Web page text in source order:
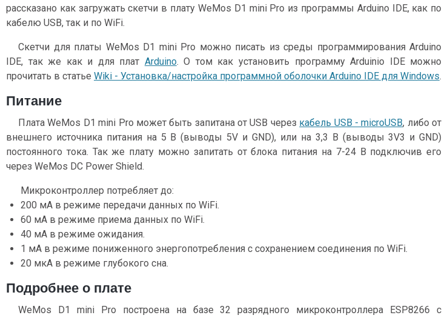
рассказано как загружать скетчи в плату WeMos D1 mini Pro из программы Arduino IDE, как по
кабелю USB, так и по WiFi.
Скетчи для платы WeMos D1 mini Pro можно писать из среды программирования Arduino
IDE, так же как и для плат Arduino. О том как установить программу Arduinio IDE можно
прочитать в статье Wiki - Установка/настройка программной оболочки Arduino IDE для Windows.
Питание
Плата WeMos D1 mini Pro может быть запитана от USB через кабель USB - microUSB, либо от
внешнего источника питания на 5 В (выводы 5V и GND), или на 3,3 В (выводы 3V3 и GND)
постоянного тока. Так же плату можно запитать от блока питания на 7-24 В подключив его
через WeMos DC Power Shield.
Микроконтроллер потребляет до:
200 мА в режиме передачи данных по WiFi.
60 мА в режиме приема данных по WiFi.
40 мА в режиме ожидания.
1 мА в режиме пониженного энергопотребления с сохранением соединения по WiFi.
20 мкА в режиме глубокого сна.
Подробнее о плате
WeMos D1 mini Pro построена на базе 32 разрядного микроконтроллера ESP8266 с